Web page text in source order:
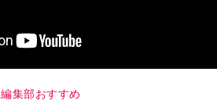
編集部おすすめ